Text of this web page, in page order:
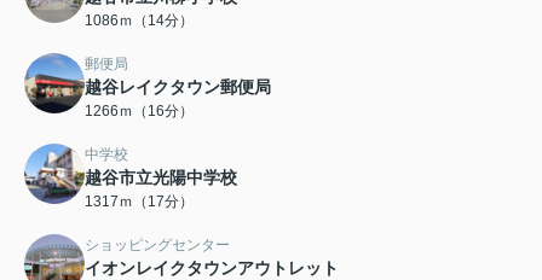
1086ｍ（14分）
郵便局
越谷レイクタウン郵便局
1266ｍ（16分）
中学校
越谷市立光陽中学校
1317ｍ（17分）
ショッピングセンター
イオンレイクタウンアウトレット